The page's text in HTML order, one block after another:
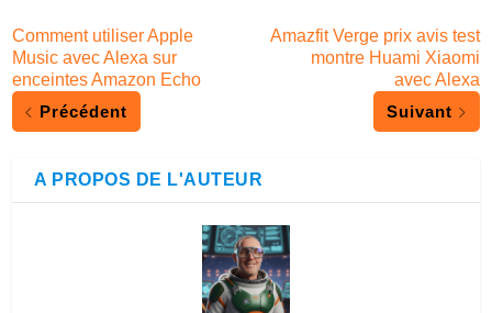
Comment utiliser Apple
Music avec Alexa sur
enceintes Amazon Echo
Précédent
Amazfit Verge prix avis test
montre Huami Xiaomi
avec Alexa
Suivant
A PROPOS DE L'AUTEUR